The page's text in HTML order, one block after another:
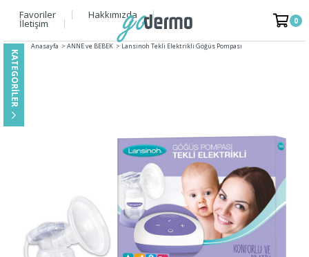
Favoriler Hakkımızda
İletişim 0
Anasayfa > ANNE ve BEBEK > Lansinoh Tekli Elektrikli Göğüs Pompası